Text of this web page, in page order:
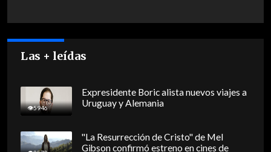
Las + leídas
5946
Expresidente Boric alista nuevos viajes a
Uruguay y Alemania
"La Resurrección de Cristo" de Mel
Gibson confirmó estreno en cines de